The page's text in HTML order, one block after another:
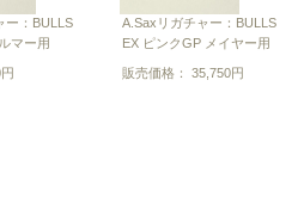
ー：BULLS
マー用
A.Saxリガチャー：BULLS
EX ピンクGP メイヤー用
販売価格： 35,750円